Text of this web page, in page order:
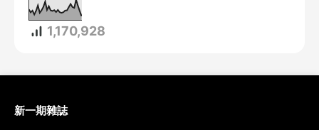
1,170,928
新一期雜誌